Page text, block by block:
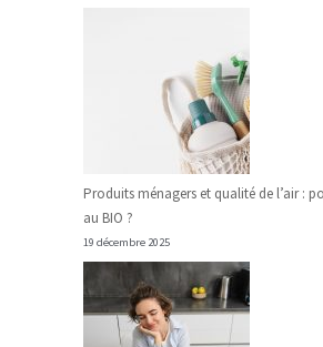
Produits ménagers et qualité de l’air :
au BIO ?
19 décembre 2025